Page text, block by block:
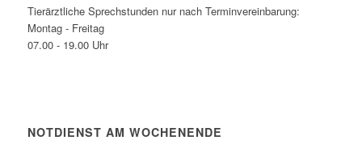
Tierärztliche Sprechstunden nur nach Terminvereinbarung:
Montag - Freitag
07.00 - 19.00 Uhr
NOTDIENST AM WOCHENENDE